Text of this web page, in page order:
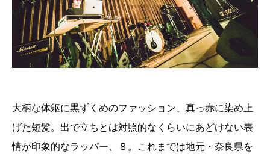
大柄な体躯に黒ずくめのファッション、真っ赤に染め上
げた短髪。出で立ちとは対照的なくらいにあどけない表
情が印象的なラッパー、８。これまでは地元・奈良県を